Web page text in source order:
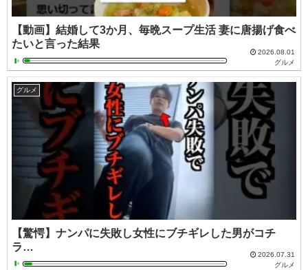
【動画】結婚して3か月、毎晩スープ生活 妻に唐揚げ食べ
たいと言った結果
2026.08.01
グルメ
グルメ
【驚愕】ナンパに失敗し女性にブチギレした男がコチ
ラ…
2026.07.31
グルメ